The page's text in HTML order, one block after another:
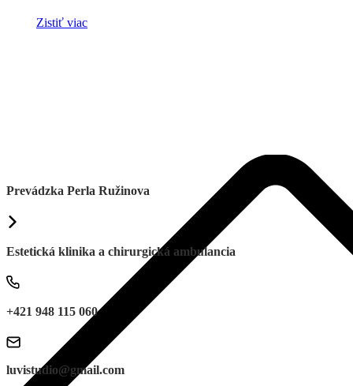
Zistiť viac
Prevádzka Perla Ružinova
Estetická klinika a chirurgická ambulancia
+421 948 115 060
luvistudio@gmail.com